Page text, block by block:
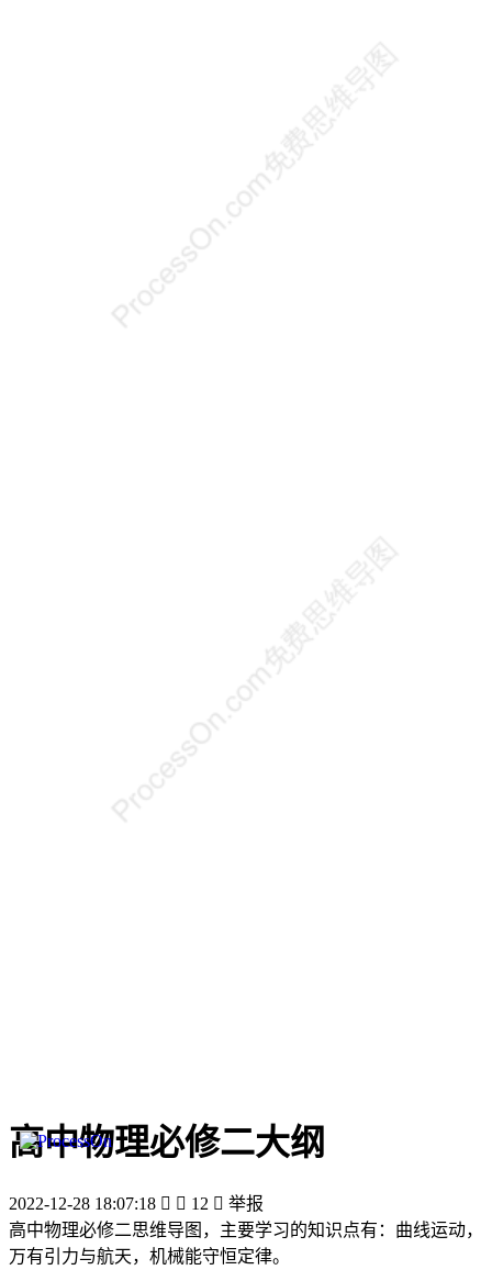
高中物理必修二大纲
2022-12-28 18:07:18   12  举报
高中物理必修二思维导图，主要学习的知识点有：曲线运动，
万有引力与航天，机械能守恒定律。